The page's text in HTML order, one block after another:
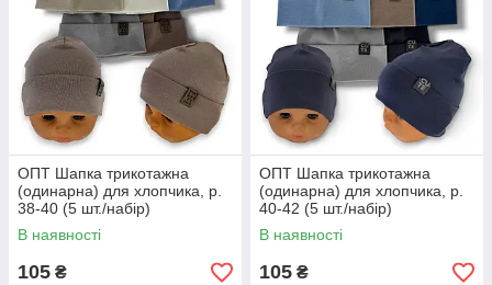
ОПТ Шапка трикотажна
(одинарна) для хлопчика, р.
38-40 (5 шт./набір)
В наявності
105 ₴
ОПТ Шапка трикотажна
(одинарна) для хлопчика, р.
40-42 (5 шт./набір)
В наявності
105 ₴